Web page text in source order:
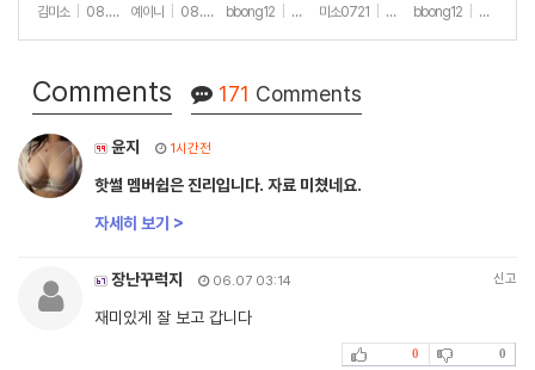
(안야함)
김미소 08.08 +57
예이니 08.04 +74
bbong12 07.31+90
하세요🫶
미소0721 07.31+265
한 일상샷
bbong12 07.28
Comments 171 Comments
윤지 1시간전
핫썰 멤버쉽은 진리입니다. 자료 미쳤네요.
자세히 보기 >
장난꾸럭지 06.07 03:14 신고
재미있게 잘 보고 갑니다
0 0